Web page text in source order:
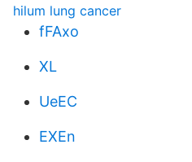
hilum lung cancer
fFAxo
XL
UeEC
EXEn